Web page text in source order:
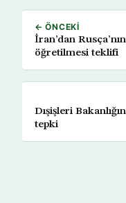
← ÖNCEKI
İran’dan
öğretilmesi teklifi
Dışişleri
tepki